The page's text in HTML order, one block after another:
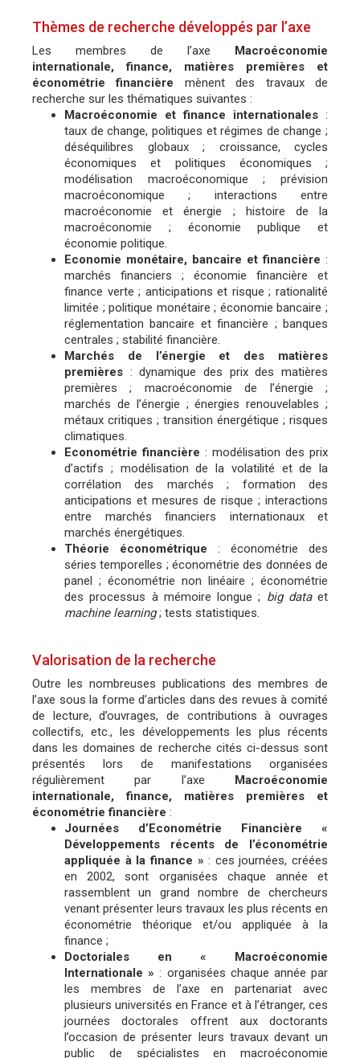
Thèmes de recherche développés par l’axe
Les membres de l’axe Macroéconomie
internationale, finance, matières premières et
économétrie financière mènent des travaux de
recherche sur les thématiques suivantes :
Macroéconomie et finance internationales :
taux de change, politiques et régimes de change ;
déséquilibres globaux ; croissance, cycles
économiques et politiques économiques ;
modélisation macroéconomique ; prévision
macroéconomique ; interactions entre
macroéconomie et énergie ; histoire de la
macroéconomie ; économie publique et
économie politique.
Economie monétaire, bancaire et financière :
marchés financiers ; économie financière et
finance verte ; anticipations et risque ; rationalité
limitée ; politique monétaire ; économie bancaire ;
réglementation bancaire et financière ; banques
centrales ; stabilité financière.
Marchés de l’énergie et des matières
premières : dynamique des prix des matières
premières ; macroéconomie de l’énergie ;
marchés de l’énergie ; énergies renouvelables ;
métaux critiques ; transition énergétique ; risques
climatiques.
Econométrie financière : modélisation des prix
d’actifs ; modélisation de la volatilité et de la
corrélation des marchés ; formation des
anticipations et mesures de risque ; interactions
entre marchés financiers internationaux et
marchés énergétiques.
Théorie économétrique : économétrie des
séries temporelles ; économétrie des données de
panel ; économétrie non linéaire ; économétrie
des processus à mémoire longue ; big dataet
machine learning; tests statistiques.
Valorisation de la recherche
Outre les nombreuses publications des membres de
l’axe sous la forme d’articles dans des revues à comité
de lecture, d’ouvrages, de contributions à ouvrages
collectifs, etc., les développements les plus récents
dans les domaines de recherche cités ci-dessus sont
présentés lors de manifestations organisées
régulièrement par l’axe Macroéconomie
internationale, finance, matières premières et
économétrie financière :
Journées d’Econométrie Financière «
Développements récents de l’économétrie
appliquée à la finance » : ces journées, créées
en 2002, sont organisées chaque année et
rassemblent un grand nombre de chercheurs
venant présenter leurs travaux les plus récents en
économétrie théorique et/ou appliquée à la
finance ;
Doctoriales en « Macroéconomie
Internationale » : organisées chaque année par
les membres de l’axe en partenariat avec
plusieurs universités en France et à l’étranger, ces
journées doctorales offrent aux doctorants
l’occasion de présenter leurs travaux devant un
public de spécialistes en macroéconomie